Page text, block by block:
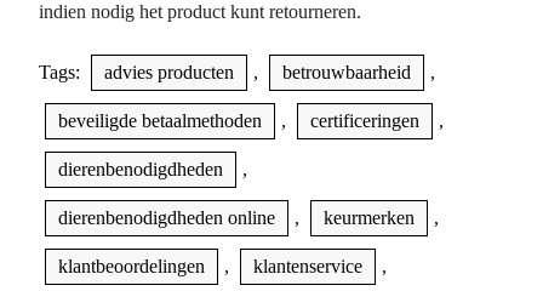
indien nodig het product kunt retourneren.
Tags: advies producten , betrouwbaarheid ,
beveiligde betaalmethoden , certificeringen ,
dierenbenodigdheden ,
dierenbenodigdheden online , keurmerken ,
klantbeoordelingen , klantenservice ,